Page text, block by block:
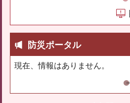
防災ポータル
現在、情報はありません。